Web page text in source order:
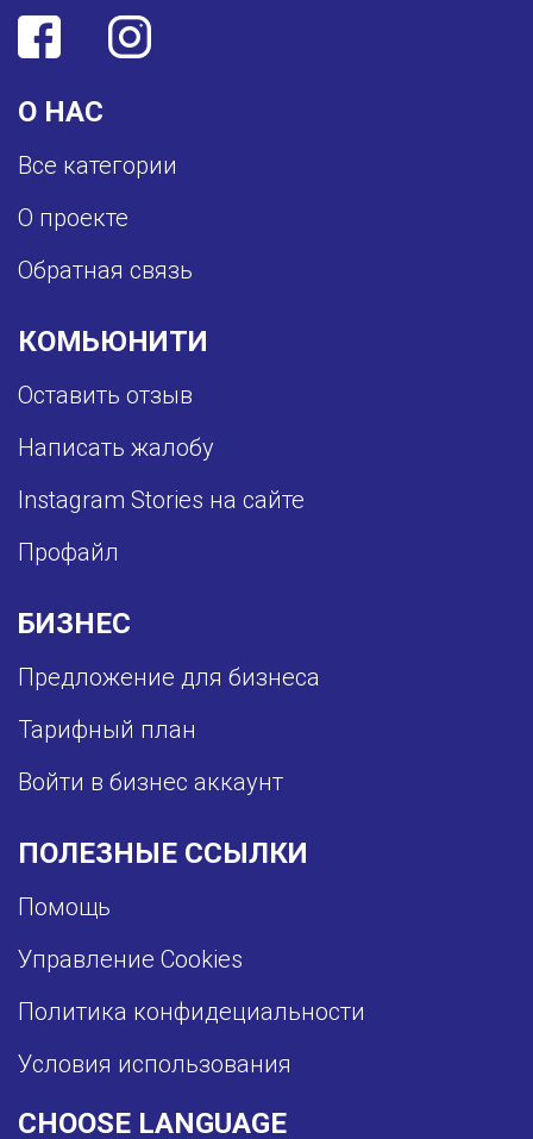
О НАС
Все категории
О проекте
Обратная связь
КОМЬЮНИТИ
Оставить отзыв
Написать жалобу
Instagram Stories на сайте
Профайл
БИЗНЕС
Предложение для бизнеса
Тарифный план
Войти в бизнес аккаунт
ПОЛЕЗНЫЕ ССЫЛКИ
Помощь
Управление Cookies
Политика конфидециальности
Условия использования
CHOOSE LANGUAGE